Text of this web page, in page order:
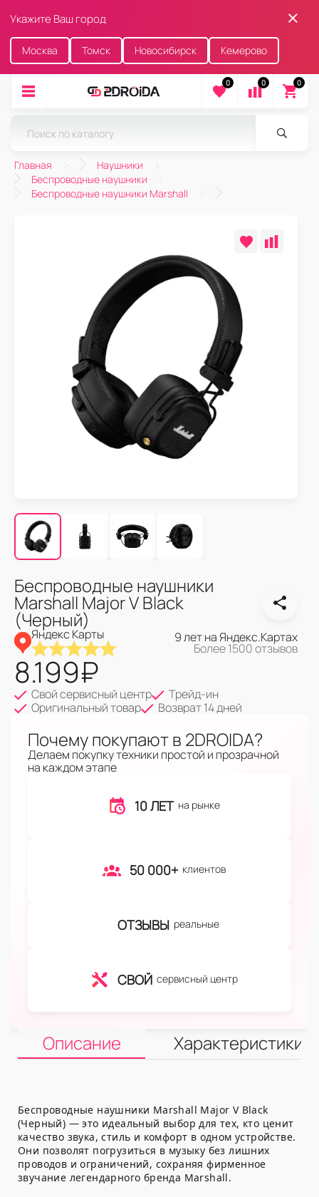
Укажите Ваш город
Москва Томск Новосибирск Кемерово
0 0 0
Главная
Наушники
Беспроводные наушники
Беспроводные наушники Marshall
Беспроводные наушники
Marshall Major V Black
(Черный)
Яндекс Карты 9 лет на Яндекс.Картах
Более 1500 отзывов
8.199₽
Свой сервисный центр
Трейд-ин
Оригинальный товар
Возврат 14 дней
Почему покупают в 2DROIDA?
Делаем покупку техники простой и прозрачной
на каждом этапе
10 ЛЕТ на рынке
50 000+ клиентов
ОТЗЫВЫ реальные
СВОЙ сервисный центр
Описание Характеристики
Беспроводные наушники Marshall Major V Black
(Черный) — это идеальный выбор для тех, кто ценит
качество звука, стиль и комфорт в одном устройстве.
Они позволят погрузиться в музыку без лишних
проводов и ограничений, сохраняя фирменное
звучание легендарного бренда Marshall.